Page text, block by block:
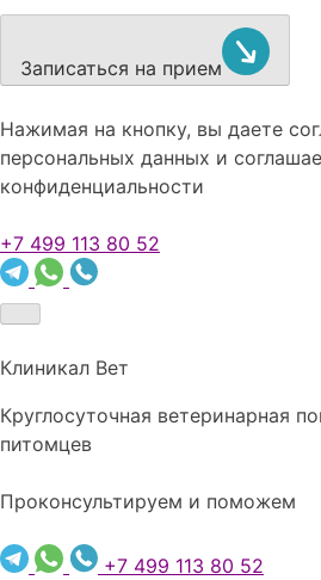
Записаться на прием
Нажимая на кнопку, вы даете
персональных данных и
конфиденциальности
+7 499 113 80 52
Клиникал Вет
Круглосуточная ветеринарная
питомцев
Проконсультируем и поможем
+7 499 113 80 52